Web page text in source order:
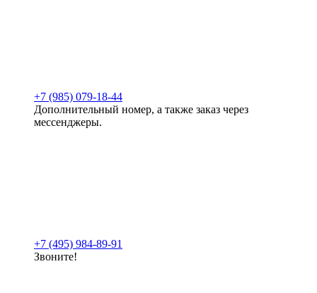
+7 (985) 079-18-44
Дополнительный номер, а также заказ через
мессенджеры.
+7 (495) 984-89-91
Звоните!